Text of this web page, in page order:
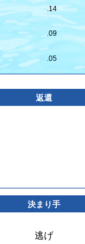
.14
.09
.05
返還
決まり手
逃げ